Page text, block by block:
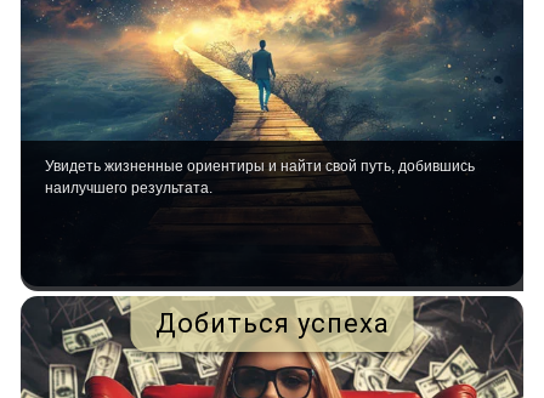
Увидеть жизненные ориентиры и найти свой путь, добившись
наилучшего результата.
Добиться успеха